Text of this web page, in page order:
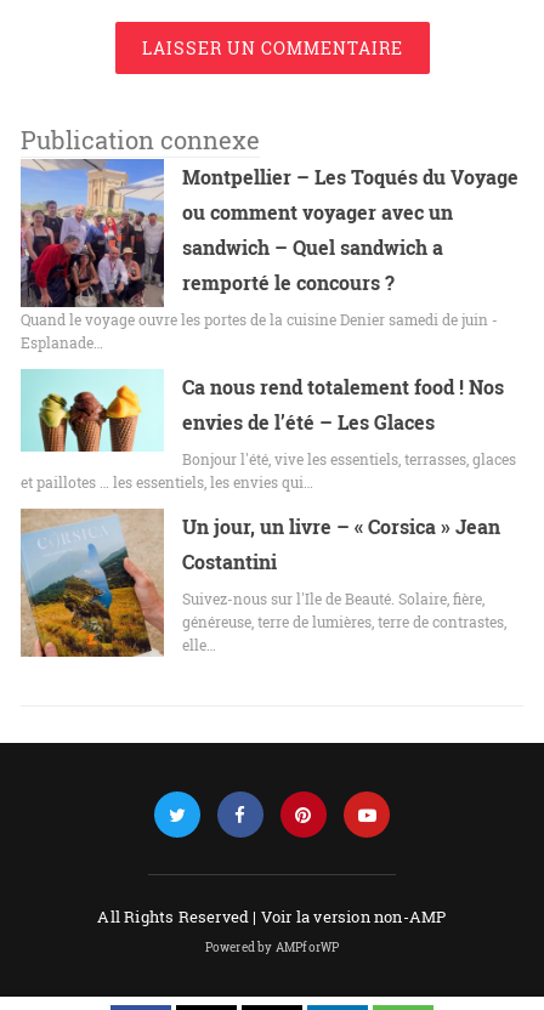
LAISSER UN COMMENTAIRE
Publication connexe
Montpellier – Les Toqués du Voyage
ou comment voyager avec un
sandwich – Quel sandwich a
remporté le concours ?
Quand le voyage ouvre les portes de la cuisine Denier samedi de juin -
Esplanade…
Ca nous rend totalement food ! Nos
envies de l’été – Les Glaces
Bonjour l'été, vive les essentiels, terrasses, glaces
et paillotes … les essentiels, les envies qui…
Un jour, un livre – « Corsica » Jean
Costantini
Suivez-nous sur l'Ile de Beauté. Solaire, fière,
généreuse, terre de lumières, terre de contrastes,
elle…
All Rights Reserved | Voir la version non-AMP
Powered by AMPforWP